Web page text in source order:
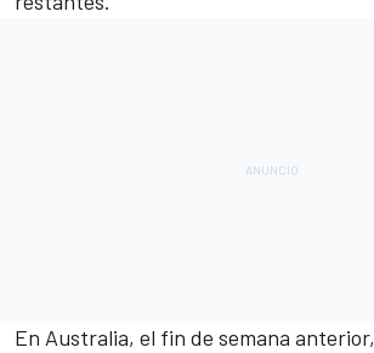
En Australia, el fin de semana anterior,